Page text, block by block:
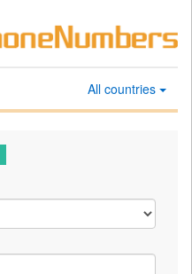
All countries